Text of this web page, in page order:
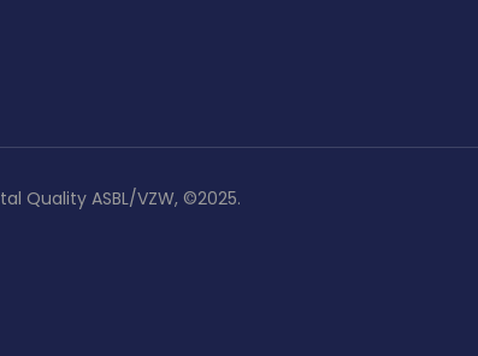
Quality ASBL/VZW, ©2025.